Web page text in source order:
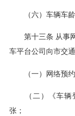
（六）车辆车龄
第十三条 从事网
车平台公司向市交
（一）网络预约
（二）《车辆登
张；